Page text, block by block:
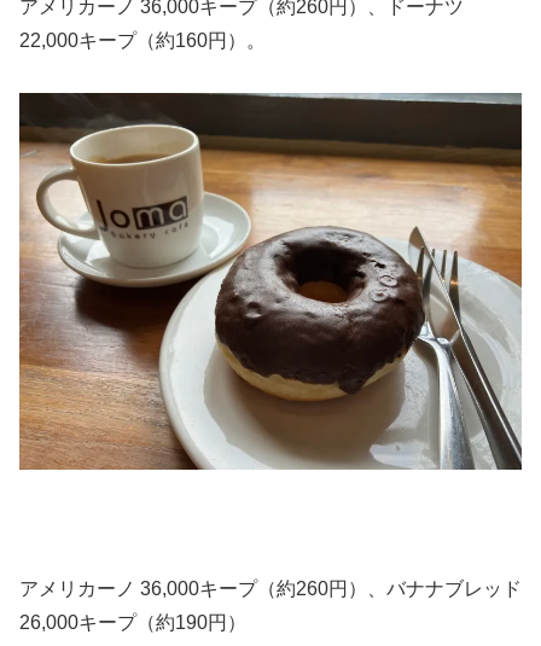
アメリカーノ 36,000キープ（約260円）、ドーナツ
22,000キープ（約160円）。
アメリカーノ 36,000キープ（約260円）、バナナブレッド
26,000キープ（約190円）